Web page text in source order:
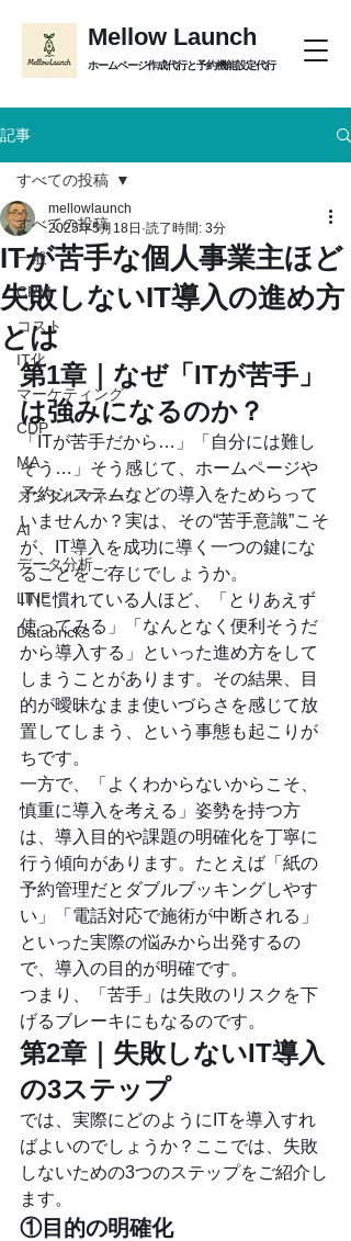
ホームページ作成代行と予約機能設定代行
Mellow Launch
記事
すべての投稿
一般
CRM
コスト
IT化
マーケティング
CDP
MA
メンタルマネージ
AI
データ分析
LINE
Databricks
すべての投稿
ITが苦手な個人事業主ほど
失敗しないIT導入の進め方
とは
mellowlaunch
2025年5月18日 読了時間: 3分
第1章｜なぜ「ITが苦手」
は強みになるのか？
「ITが苦手だから…」「自分には難し
そう…」そう感じて、ホームページや
予約システムなどの導入をためらって
いませんか？実は、その“苦手意識”こそ
が、IT導入を成功に導く一つの鍵にな
ることをご存じでしょうか。
ITに慣れている人ほど、「とりあえず
使ってみる」「なんとなく便利そうだ
から導入する」といった進め方をして
しまうことがあります。その結果、目
的が曖昧なまま使いづらさを感じて放
置してしまう、という事態も起こりが
ちです。
一方で、「よくわからないからこそ、
慎重に導入を考える」姿勢を持つ方
は、導入目的や課題の明確化を丁寧に
行う傾向があります。たとえば「紙の
予約管理だとダブルブッキングしやす
い」「電話対応で施術が中断される」
といった実際の悩みから出発するの
で、導入の目的が明確です。
つまり、「苦手」は失敗のリスクを下
げるブレーキにもなるのです。
第2章｜失敗しないIT導入
の3ステップ
では、実際にどのようにITを導入すれ
ばよいのでしょうか？ここでは、失敗
しないための3つのステップをご紹介し
ます。
①目的の明確化